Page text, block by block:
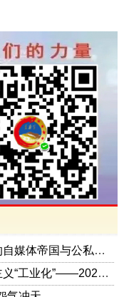
加民｜“胡锡进现象”：退休总编辑的自媒体帝国与公私边界之问
邱大军｜战争“恐怖主义化”与恐怖主义“工业化”——2026年混合冲突模式观察报告